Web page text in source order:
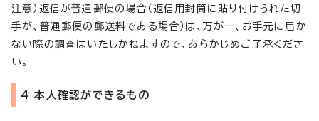
注意）返信が普通郵便の場合（返信用封筒に貼り付けられた切
手が、普通郵便の郵送料である場合）は、万が一、お手元に届か
ない際の調査はいたしかねますので、あらかじめご了承くださ
い。
4 本人確認ができるもの